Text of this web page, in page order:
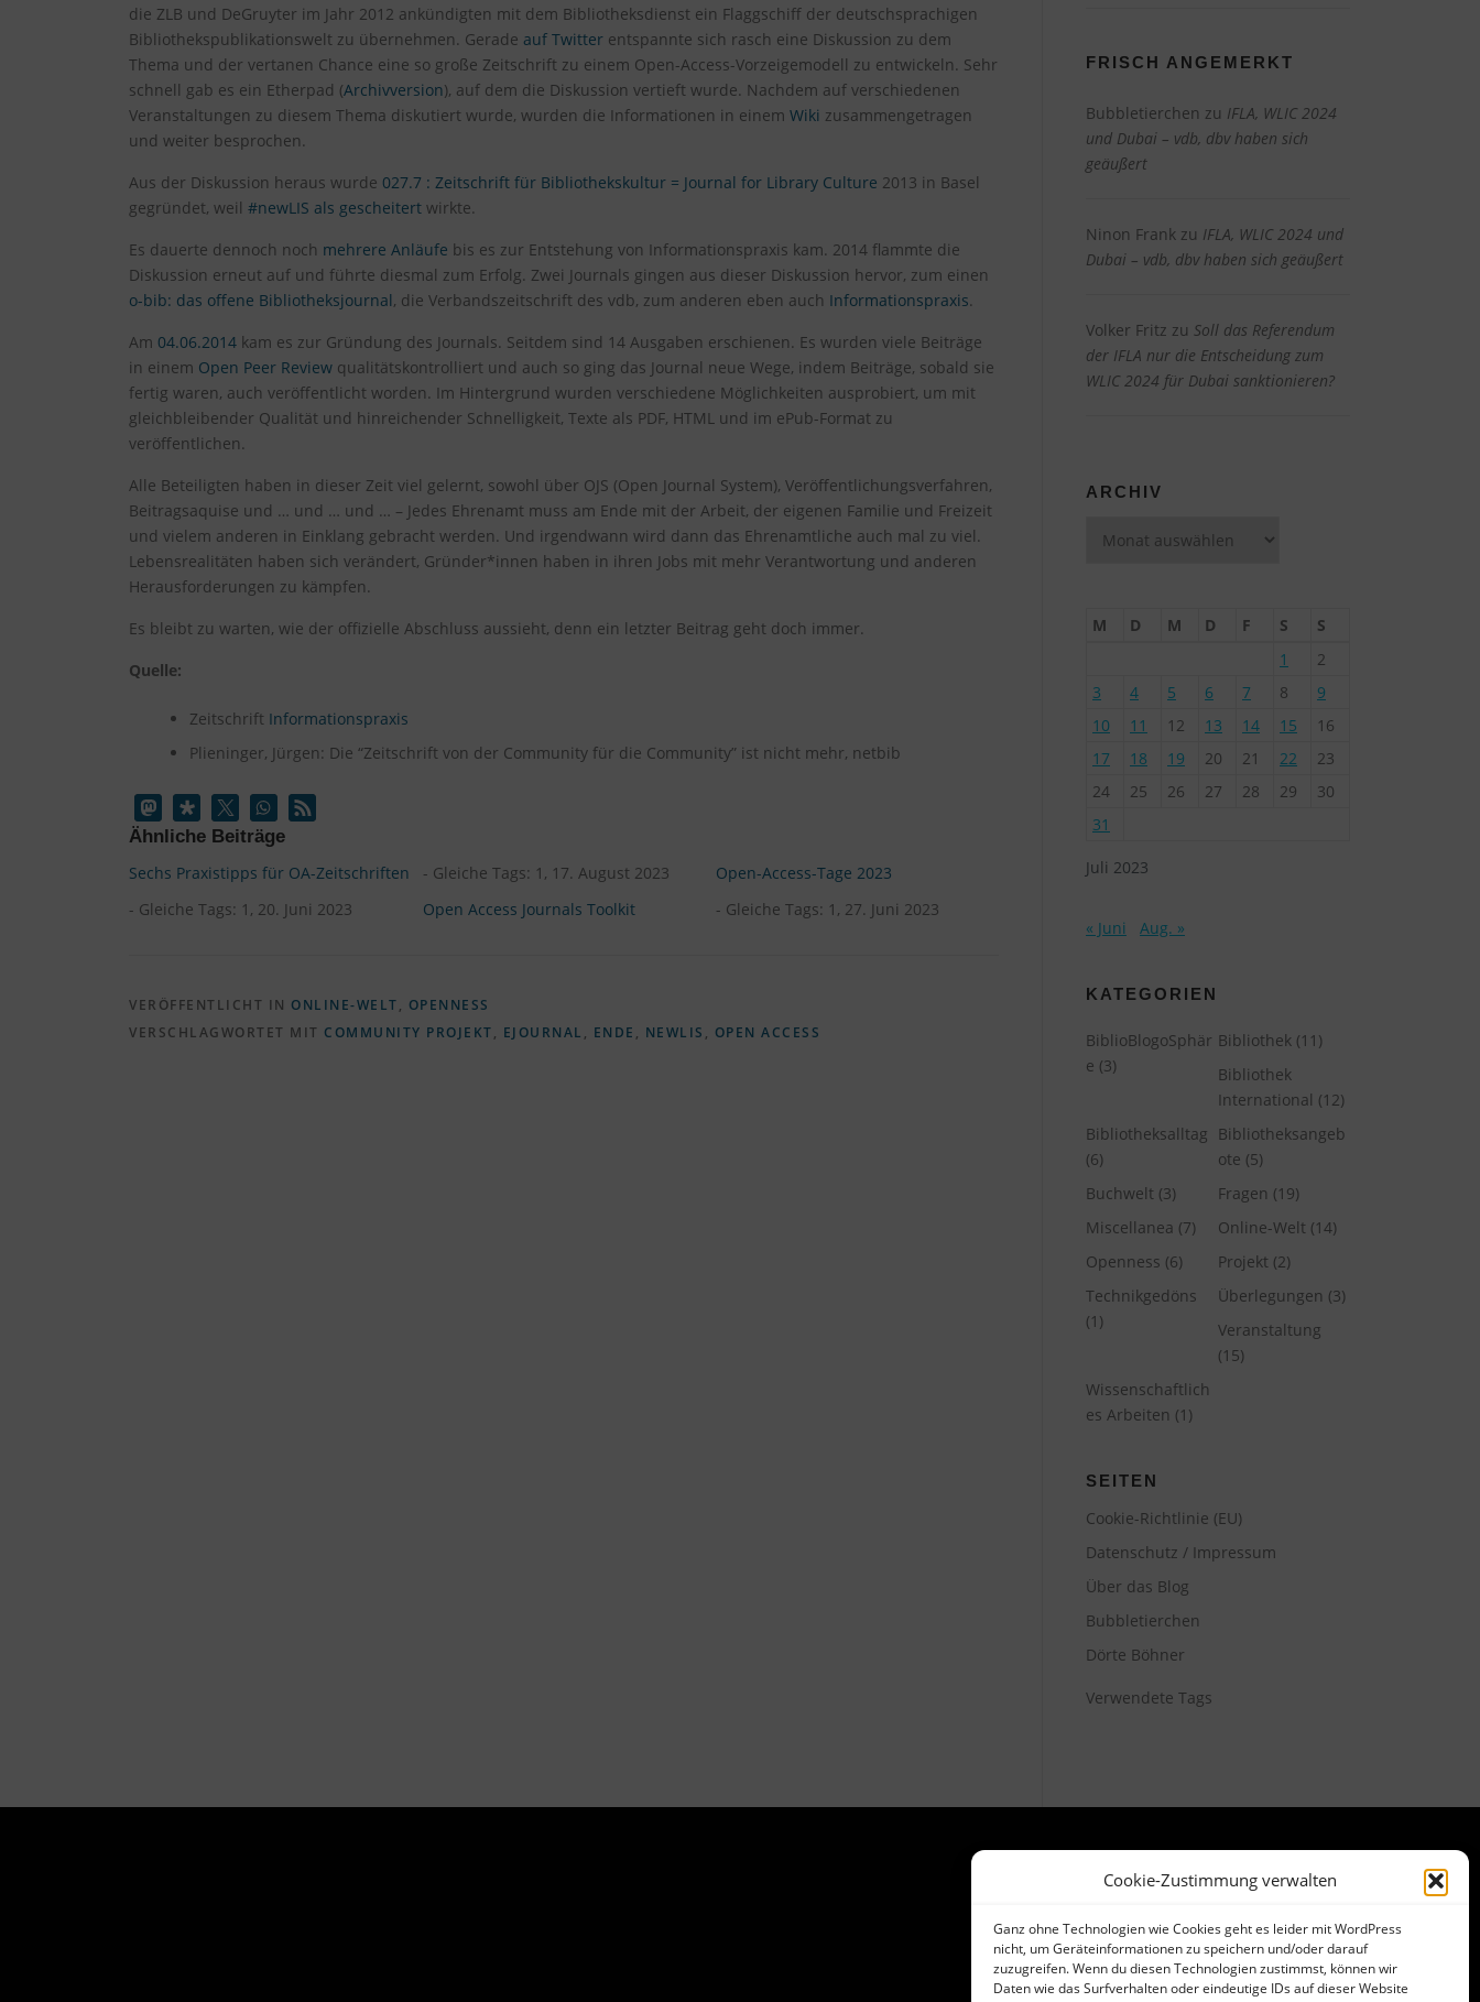
Cookie-Zustimmung verwalten
Ganz ohne Technologien wie Cookies geht es leider mit WordPress
nicht, um Geräteinformationen zu speichern und/oder darauf
zuzugreifen. Wenn du diesen Technologien zustimmst, können wir
Daten wie das Surfverhalten oder eindeutige IDs auf dieser Website
die ZLB und DeGruyter im Jahr 2012 ankündigten mit dem Bibliotheksdienst ein Flaggschiff der deutschsprachigen
Bibliothekspublikationswelt zu übernehmen. Gerade auf Twitter entspannte sich rasch eine Diskussion zu dem
Thema und der vertanen Chance eine so große Zeitschrift zu einem Open-Access-Vorzeigemodell zu entwickeln. Sehr
schnell gab es ein Etherpad (Archivversion), auf dem die Diskussion vertieft wurde. Nachdem auf verschiedenen
Veranstaltungen zu diesem Thema diskutiert wurde, wurden die Informationen in einem Wiki zusammengetragen
und weiter besprochen.
Aus der Diskussion heraus wurde 027.7 : Zeitschrift für Bibliothekskultur = Journal for Library Culture 2013 in Basel
gegründet, weil #newLIS als gescheitert wirkte.
Es dauerte dennoch noch mehrere Anläufe bis es zur Entstehung von Informationspraxis kam. 2014 flammte die
Diskussion erneut auf und führte diesmal zum Erfolg. Zwei Journals gingen aus dieser Diskussion hervor, zum einen
o-bib: das offene Bibliotheksjournal, die Verbandszeitschrift des vdb, zum anderen eben auch Informationspraxis.
Am 04.06.2014 kam es zur Gründung des Journals. Seitdem sind 14 Ausgaben erschienen. Es wurden viele Beiträge
in einem Open Peer Review qualitätskontrolliert und auch so ging das Journal neue Wege, indem Beiträge, sobald sie
fertig waren, auch veröffentlicht worden. Im Hintergrund wurden verschiedene Möglichkeiten ausprobiert, um mit
gleichbleibender Qualität und hinreichender Schnelligkeit, Texte als PDF, HTML und im ePub-Format zu
veröffentlichen.
Alle Beteiligten haben in dieser Zeit viel gelernt, sowohl über OJS (Open Journal System), Veröffentlichungsverfahren,
Beitragsaquise und … und … und … – Jedes Ehrenamt muss am Ende mit der Arbeit, der eigenen Familie und Freizeit
und vielem anderen in Einklang gebracht werden. Und irgendwann wird dann das Ehrenamtliche auch mal zu viel.
Lebensrealitäten haben sich verändert, Gründer*innen haben in ihren Jobs mit mehr Verantwortung und anderen
Herausforderungen zu kämpfen.
Es bleibt zu warten, wie der offizielle Abschluss aussieht, denn ein letzter Beitrag geht doch immer.
Quelle:
Zeitschrift Informationspraxis
Plieninger, Jürgen: Die “Zeitschrift von der Community für die Community” ist nicht mehr, netbib
Ähnliche Beiträge
Sechs Praxistipps für OA-Zeitschriften
- Gleiche Tags: 1, 17. August 2023
Open-Access-Tage 2023
- Gleiche Tags: 1, 20. Juni 2023
Open Access Journals Toolkit - Gleiche Tags: 1, 27. Juni 2023
VERÖFFENTLICHT IN ONLINE-WELT, OPENNESS
VERSCHLAGWORTET MIT COMMUNITY PROJEKT, EJOURNAL , ENDE , NEWLIS , OPEN ACCESS
FRISCH ANGEMERKT
Bubbletierchen zu IFLA, WLIC 2024
und Dubai – vdb, dbv haben sich
geäußert
Ninon Frank zu IFLA, WLIC 2024 und
Dubai – vdb, dbv haben sich geäußert
Volker Fritz zu Soll das Referendum
der IFLA nur die Entscheidung zum
WLIC 2024 für Dubai sanktionieren?
ARCHIV
Juli 2023
M D M D F S
S
1
2
3
4 5 6 7 8
9
10
11 12 13 14 15
16
17
18 19 20 21 22
23
24
25 26 27 28 29
30
31
« Juni Aug. »
KATEGORIEN
BiblioBlogoSphär
e (3)
Bibliothek (11)
Bibliothek
International (12)
Bibliotheksalltag
(6)
Bibliotheksangeb
ote (5)
Buchwelt (3) Fragen (19)
Miscellanea (7) Online-Welt (14)
Openness (6) Projekt (2)
Technikgedöns
(1)
Überlegungen (3)
Veranstaltung
(15)
Wissenschaftlich
es Arbeiten (1)
SEITEN
Cookie-Richtlinie (EU)
Datenschutz / Impressum
Über das Blog
Bubbletierchen
Dörte Böhner
Verwendete Tags
Anmelden
Eintrags-Feed